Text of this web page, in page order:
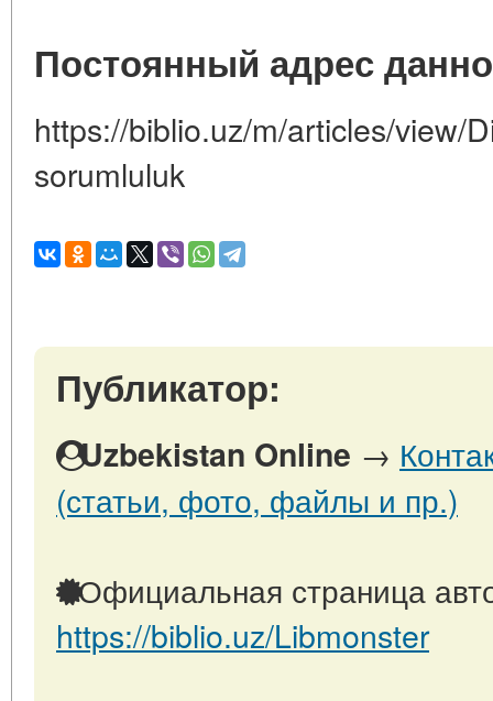
Постоянный адрес
https://biblio.uz/m/articles/view/
sorumluluk
Публикатор:
Uzbekistan Online →
(статьи, фото, файлы и пр.)
Официальная страница
https://biblio.uz/Libmonster